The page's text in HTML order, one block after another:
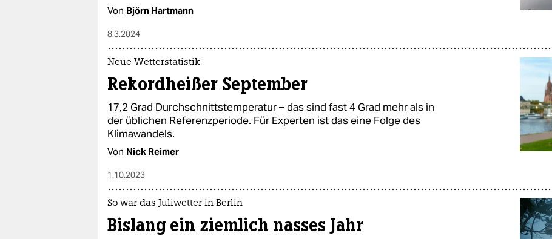
Von Björn Hartmann
8.3.2024
Neue Wetterstatistik
Rekordheißer September
17,2 Grad Durchschnittstemperatur – das sind fast 4 Grad mehr als in
der üblichen Referenzperiode. Für Experten ist das eine Folge des
Klimawandels.
Von Nick Reimer
1.10.2023
So war das Juliwetter in Berlin
Bislang ein ziemlich nasses Jahr